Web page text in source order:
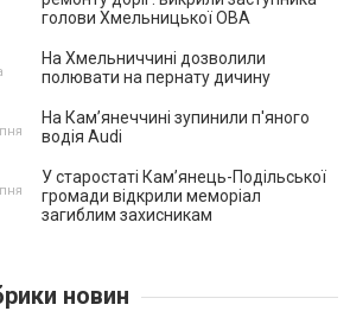
голови Хмельницької ОВА
На Хмельниччині дозволили
полювати на пернату дичину
На Камʼянеччині зупинили п'яного
водія Audi
У старостаті Кам’янець-Подільської
громади відкрили меморіал
загиблим захисникам
новин